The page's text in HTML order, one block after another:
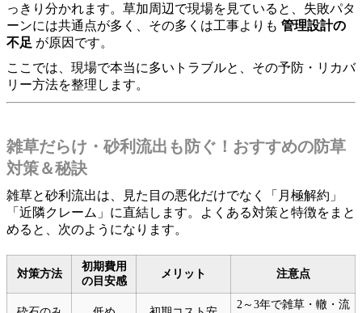
っきり分かれます。草加周辺で現場を見ていると、失敗パタ
ーンには共通点が多く、その多くは工事よりも 管理設計の
不足 が原因です。
ここでは、現場で本当に多いトラブルと、その予防・リカバ
リー方法を整理します。
雑草だらけ・砂利流出も防ぐ！おすすめの防草
対策＆秘訣
雑草と砂利流出は、見た目の悪化だけでなく「月極解約」
「近隣クレーム」に直結します。よくある対策と特徴をまと
めると、次のようになります。
対策方法
初期費用
の目安感
メリット 注意点
2～3年で雑草・轍・流